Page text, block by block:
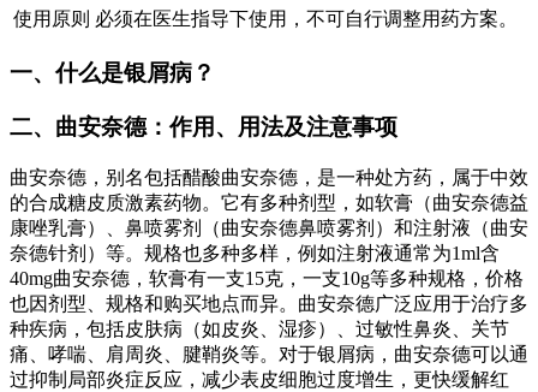
使用原则 必须在医生指导下使用，不可自行调整用药方案。
一、什么是银屑病？
二、曲安奈德：作用、用法及注意事项
曲安奈德，别名包括醋酸曲安奈德，是一种处方药，属于中效
的合成糖皮质激素药物。它有多种剂型，如软膏（曲安奈德益
康唑乳膏）、鼻喷雾剂（曲安奈德鼻喷雾剂）和注射液（曲安
奈德针剂）等。规格也多种多样，例如注射液通常为1ml含
40mg曲安奈德，软膏有一支15克，一支10g等多种规格，价格
也因剂型、规格和购买地点而异。曲安奈德广泛应用于治疗多
种疾病，包括皮肤病（如皮炎、湿疹）、过敏性鼻炎、关节
痛、哮喘、肩周炎、腱鞘炎等。对于银屑病，曲安奈德可以通
过抑制局部炎症反应，减少表皮细胞过度增生，更快缓解红